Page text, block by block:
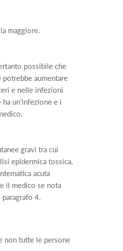
maggiore.
possibile che
aumentare
e nelle infezioni
ha un'infezione e i
gravi tra cui
epidermica tossica,
acuta
il medico se nota
4.
non tutte le persone